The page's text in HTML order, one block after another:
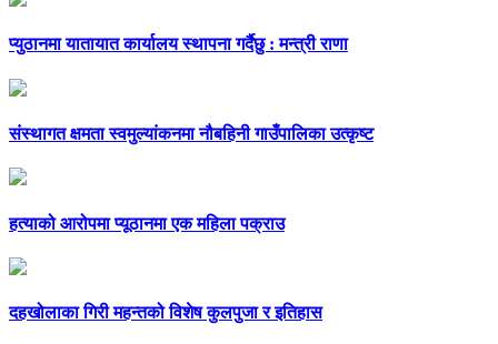
प्युठानमा यातायात कार्यालय स्थापना गर्दैछु : मन्त्री राणा
संस्थागत क्षमता स्वमुल्यांकनमा नौबहिनी गाउँपालिका उत्कृष्ट
हत्याको आरोपमा प्यूठानमा एक महिला पक्राउ
दहखोलाका गिरी महन्तको विशेष कुलपुजा र इतिहास